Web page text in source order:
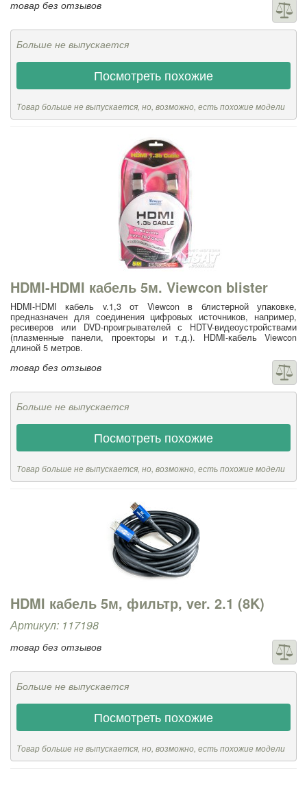
товар без отзывов
Больше не выпускается
Посмотреть похожие
Товар больше не выпускается, но, возможно, есть похожие модели
HDMI-HDMI кабель 5м. Viewcon blister
HDMI-HDMI кабель v.1,3 от Viewcon в блистерной упаковке,
предназначен для соединения цифровых источников, например,
ресиверов или DVD-проигрывателей с HDTV-видеоустройствами
(плазменные панели, проекторы и т.д.). HDMI-кабель Viewcon
длиной 5 метров.
товар без отзывов
Больше не выпускается
Посмотреть похожие
Товар больше не выпускается, но, возможно, есть похожие модели
HDMI кабель 5м, фильтр, ver. 2.1 (8K)
Артикул: 117198
товар без отзывов
Больше не выпускается
Посмотреть похожие
Товар больше не выпускается, но, возможно, есть похожие модели